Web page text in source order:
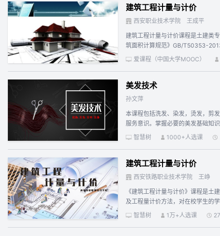
建筑工程计量与计价
西安职业技术学院
王成平
建筑工程计量与计价课程是土建类
筑面积计算规范》GB/T50353-
筑工程计量与计价的认知；项目
爱课程（中国大学MOOC）
美发技术
孙文萍
本课程包括洗发、染发，烫发，剪
服务意识。掌握必要的美发基础知
美发技术的基本操作规律，并运
断完善自身道德品质和人格修养。
智慧树 1000+人选课
建筑工程计量与计价
西安铁路职业技术学院
王峥
《建筑工程计量与计价》课程是土
及工程量计价方法，对在校学生的
程凝聚了一支以骨干力量为核心
智慧树 1万+人选课